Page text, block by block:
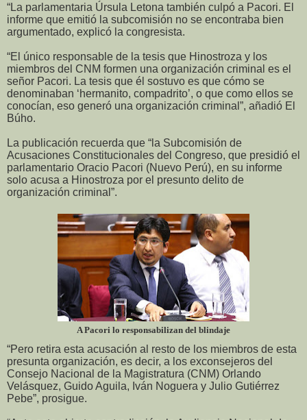
“La parlamentaria Úrsula Letona también culpó a Pacori. El
informe que emitió la subcomisión no se encontraba bien
argumentado, explicó la congresista.
“El único responsable de la tesis que Hinostroza y los
miembros del CNM formen una organización criminal es el
señor Pacori. La tesis que él sostuvo es que cómo se
denominaban ‘hermanito, compadrito’, o que como ellos se
conocían, eso generó una organización criminal”, añadió El
Búho.
La publicación recuerda que “la Subcomisión de
Acusaciones Constitucionales del Congreso, que presidió el
parlamentario Oracio Pacori (Nuevo Perú), en su informe
solo acusa a Hinostroza por el presunto delito de
organización criminal”.
A Pacori lo responsabilizan del blindaje
“Pero retira esta acusación al resto de los miembros de esta
presunta organización, es decir, a los exconsejeros del
Consejo Nacional de la Magistratura (CNM) Orlando
Velásquez, Guido Aguila, Iván Noguera y Julio Gutiérrez
Pebe”, prosigue.